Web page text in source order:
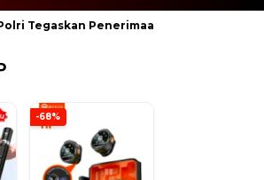
Tegaskan Penerimaan Anggota dan
-68%